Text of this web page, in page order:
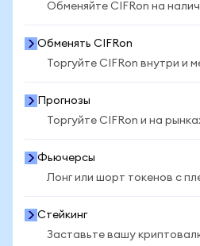
Обменяйте CIFRon на
Обменять CIFRon
Торгуйте CIFRon внутри и
Прогнозы
Торгуйте CIFRon и на
Фьючерсы
Лонг или шорт токенов с
Стейкинг
Заставьте вашу